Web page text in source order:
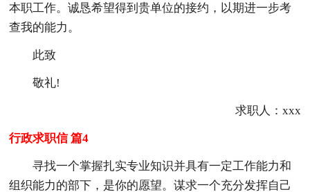
本职工作。诚恳希望得到贵单位的接约，以期进一步考
查我的能力。
此致
敬礼!
求职人：xxx
行政求职信 篇4
寻找一个掌握扎实专业知识并具有一定工作能力和
组织能力的部下，是你的愿望。谋求一个充分发挥自己